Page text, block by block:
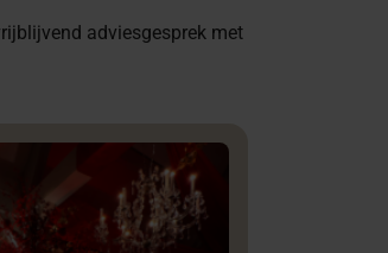
adviesgesprek met